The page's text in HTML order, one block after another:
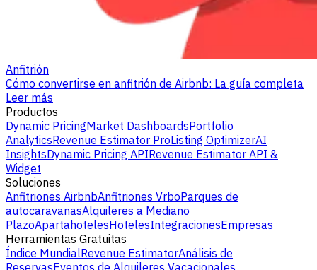
Anfitrión
Cómo convertirse en anfitrión de Airbnb: La guía completa
Leer más
Productos
Dynamic PricingMarket DashboardsPortfolio
AnalyticsRevenue Estimator ProListing OptimizerAI
InsightsDynamic Pricing APIRevenue Estimator API &
Widget
Soluciones
Anfitriones AirbnbAnfitriones VrboParques de
autocaravanasAlquileres a Mediano
PlazoApartahotelesHotelesIntegracionesEmpresas
Herramientas Gratuitas
Índice MundialRevenue EstimatorAnálisis de
ReservasEventos de Alquileres Vacacionales